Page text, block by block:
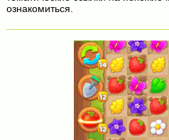
ознакомиться.